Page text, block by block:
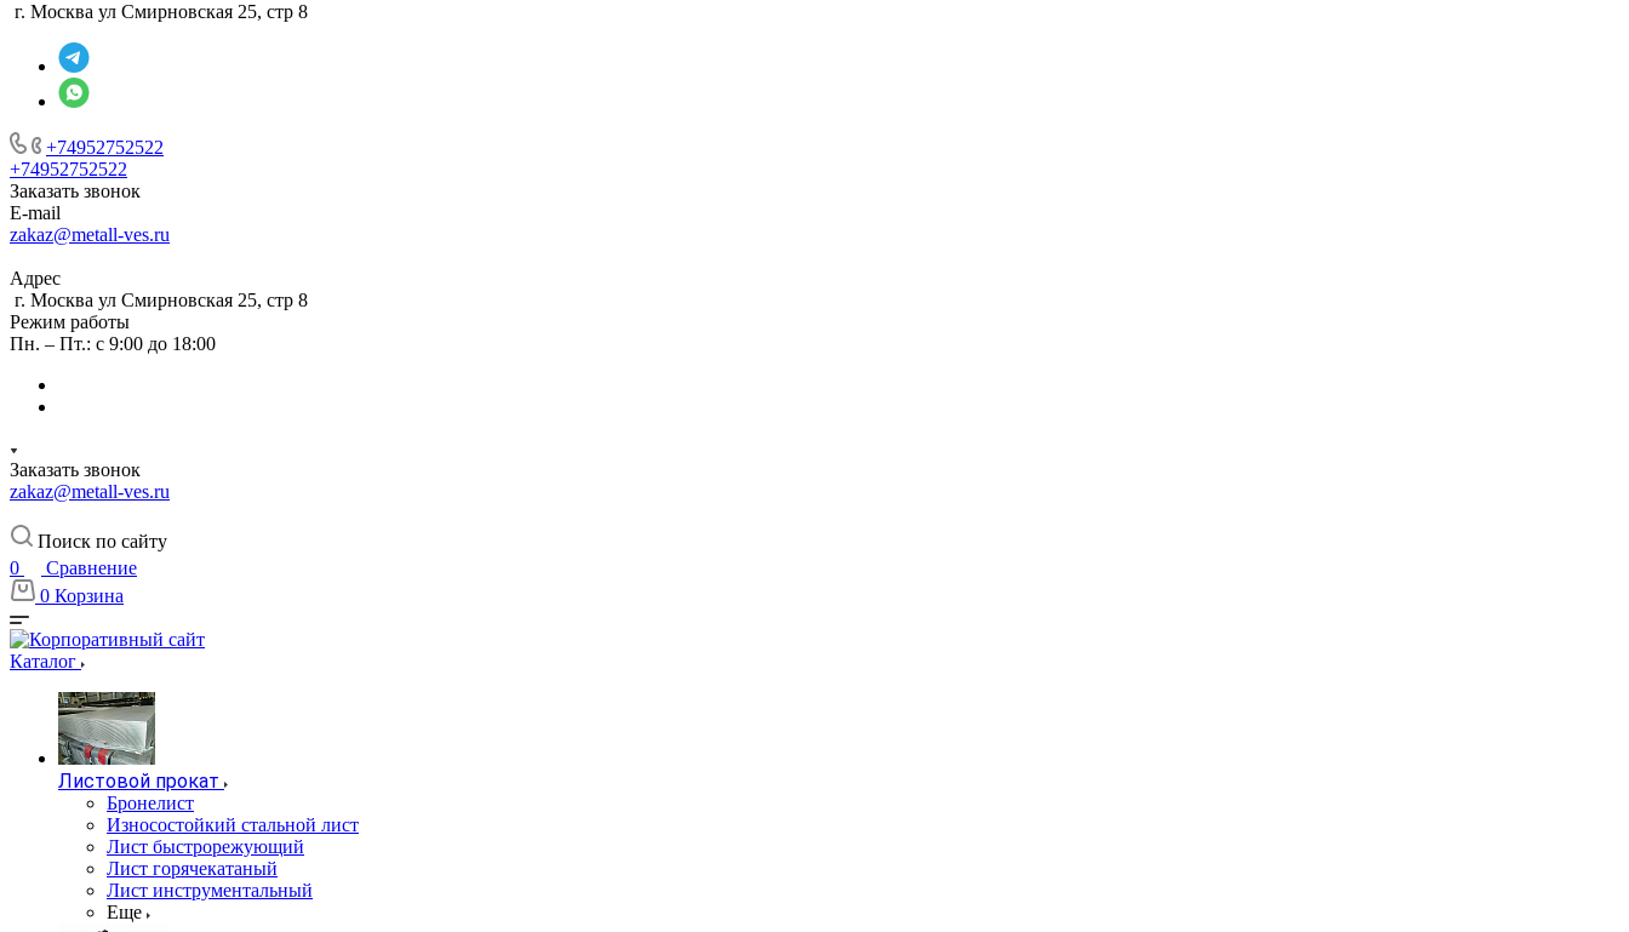
г. Москва ул Смирновская 25, стр 8
+74952752522
+74952752522
Заказать звонок
E-mail
zakaz@metall-ves.ru
Адрес
г. Москва ул Смирновская 25, стр 8
Режим работы
Пн. – Пт.: с 9:00 до 18:00
Заказать звонок
zakaz@metall-ves.ru
Поиск по сайту
0
Сравнение
0 Корзина
Каталог
Листовой прокат
Бронелист
Износостойкий стальной лист
Лист быстрорежующий
Лист горячекатаный
Лист инструментальный
Еще